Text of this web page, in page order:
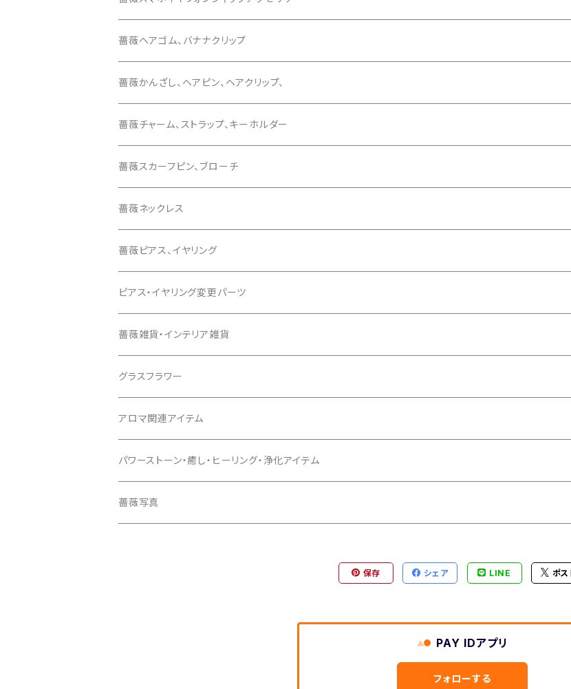
薔薇ヘアゴム、バナナクリップ
薔薇かんざし、ヘアピン、ヘアクリップ、
薔薇チャーム、ストラップ、キーホルダー
薔薇スカーフピン、ブローチ
薔薇ネックレス
薔薇ピアス、イヤリング
ピアス・イヤリング変更パーツ
薔薇雑貨・インテリア雑貨
グラスフラワー
アロマ関連アイテム
アロマミスト
〈リラックス・リフレッシュ〉の香り
パワーストーン・癒し・ヒーリング・浄化アイテム
薔薇写真
保存 シェア LINE ポス
PAY IDアプリ
フォローする